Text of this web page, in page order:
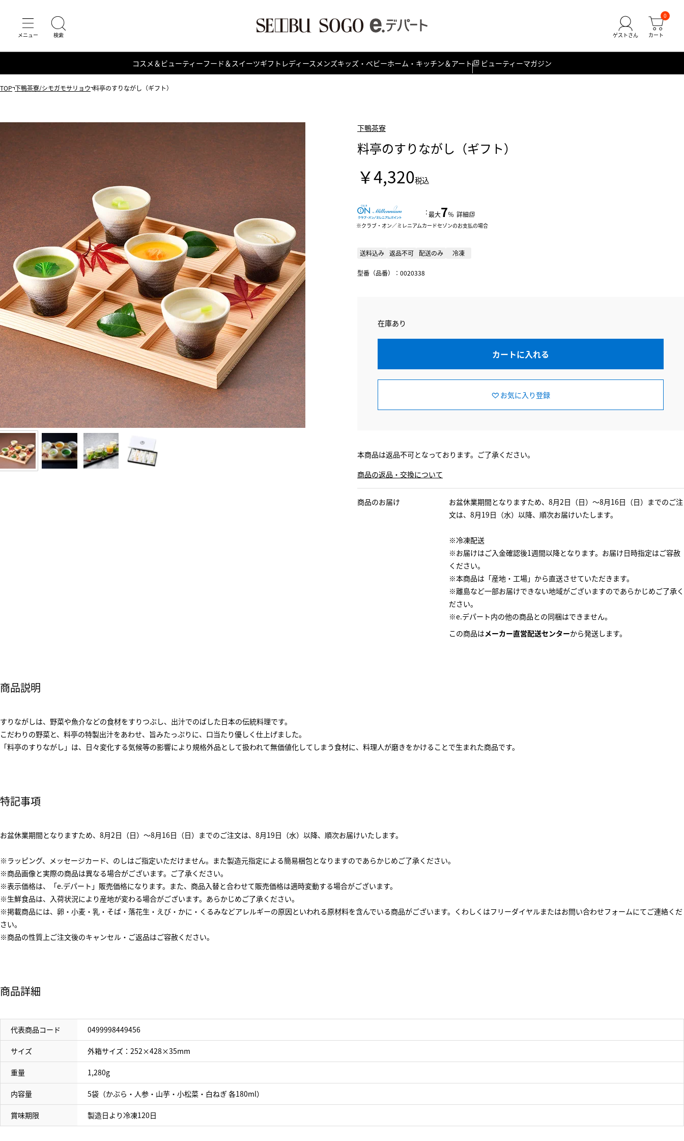
0
コスメ＆ビューティーフード＆スイーツギフト レディース メンズキッズ・ベビーホーム・キッチン＆アート ビューティーマガジン
TOP 下鴨茶寮/シモガモサリョウ 料亭のすりながし（ギフト）
下鴨茶寮
料亭のすりながし（ギフト）
￥4,320税込
：最大7％ 詳細
クラブ・オン／ミレニアムカードセゾンのお支払の場合
送料込み 返品不可 配送のみ 冷凍
型番（品番）：0020338
在庫あり
カートに入れる
お気に入り登録
本商品は返品不可となっております。ご了承ください。
商品の返品・交換について
商品のお届け
お盆休業期間となりますため、8月2日（日）～8月16日（日）までのご注
文は、8月19日（水）以降、順次お届けいたします。
※冷凍配送
※お届けはご入金確認後1週間以降となります。お届け日時指定はご容赦
ください。
※本商品は「産地・工場」から直送させていただきます。
※離島など一部お届けできない地域がございますのであらかじめご了承く
ださい。
※e.デパート内の他の商品との同梱はできません。
この商品はメーカー直営配送センターから発送します。
商品説明
すりながしは、野菜や魚介などの食材をすりつぶし、出汁でのばした日本の伝統料理です。
こだわりの野菜と、料亭の特製出汁をあわせ、旨みたっぷりに、口当たり優しく仕上げました。
「料亭のすりながし」は、日々変化する気候等の影響により規格外品として扱われて無価値化してしまう食材に、料理人が磨きをかけることで生まれた商品です。
特記事項
お盆休業期間となりますため、8月2日（日）～8月16日（日）までのご注文は、8月19日（水）以降、順次お届けいたします。
※ラッピング、メッセージカード、のしはご指定いただけません。また製造元指定による簡易梱包となりますのであらかじめご了承ください。
※商品画像と実際の商品は異なる場合がございます。ご了承ください。
※表示価格は、「e.デパート」販売価格になります。また、商品入替と合わせて販売価格は適時変動する場合がございます。
※生鮮食品は、入荷状況により産地が変わる場合がございます。あらかじめご了承ください。
※掲載商品には、卵・小麦・乳・そば・落花生・えび・かに・くるみなどアレルギーの原因といわれる原材料を含んでいる商品がございます。くわしくはフリーダイヤルまたはお問い合わせフォームにてご連絡くだ
さい。
※商品の性質上ご注文後のキャンセル・ご返品はご容赦ください。
商品詳細
代表商品コード 0499998449456
サイズ 外箱サイズ：252×428×35mm
重量 1,280g
内容量 5袋（かぶら・人参・山芋・小松菜・白ねぎ 各180ml）
賞味期限 製造日より冷凍120日